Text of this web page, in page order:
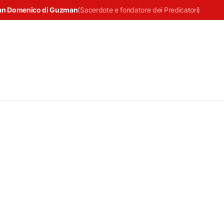
Domenico di Guzman(Sacerdote e fondatore dei Predicatori)